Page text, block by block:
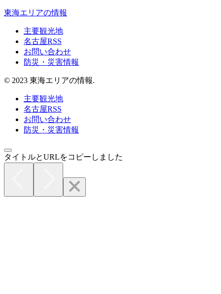
東海エリアの情報
主要観光地
名古屋RSS
お問い合わせ
防災・災害情報
© 2023 東海エリアの情報.
主要観光地
名古屋RSS
お問い合わせ
防災・災害情報
タイトルとURLをコピーしました